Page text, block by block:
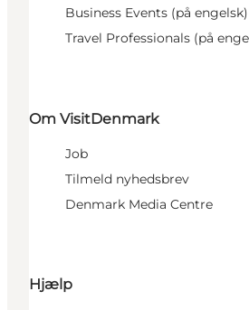
Business Events (på engelsk)
Travel Professionals (på
Om VisitDenmark
Job
Tilmeld nyhedsbrev
Denmark Media Centre
Hjælp